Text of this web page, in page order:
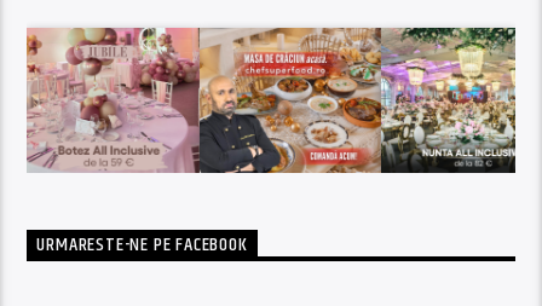
URMARESTE-NE PE FACEBOOK